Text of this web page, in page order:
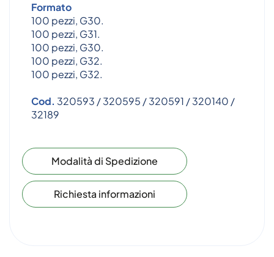
Formato
100 pezzi, G30.
100 pezzi, G31.
100 pezzi, G30.
100 pezzi, G32.
100 pezzi, G32.
Cod. 320593 / 320595 / 320591 / 320140 /
32189
Modalità di Spedizione
Richiesta informazioni